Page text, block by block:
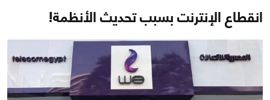
انقطاع الإنترنت بسبب تحديث الأنظمة!